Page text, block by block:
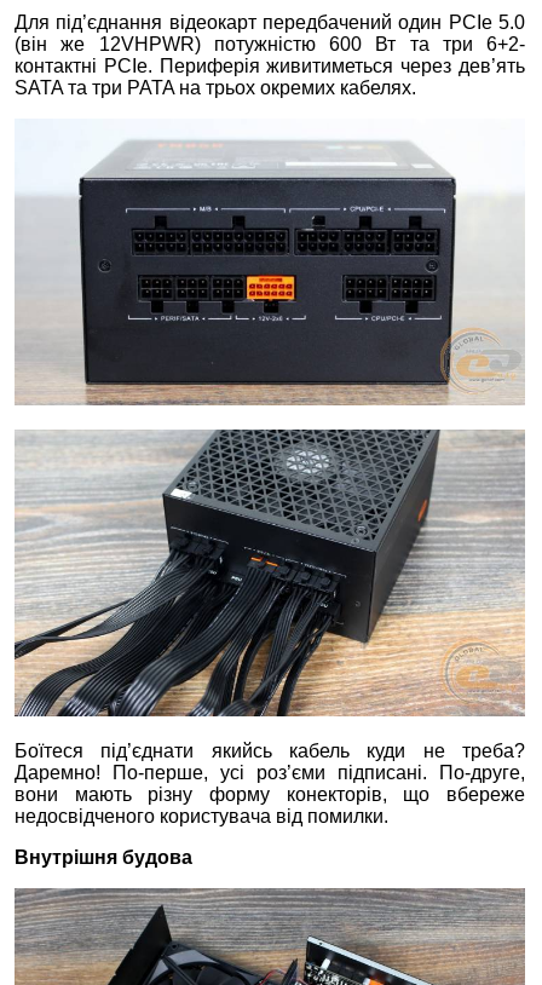
Для під’єднання відеокарт передбачений один PCIe 5.0
(він же 12VHPWR) потужністю 600 Вт та три 6+2-
контактні PCIe. Периферія живитиметься через дев’ять
SATA та три PATA на трьох окремих кабелях.
Боїтеся під’єднати якийсь кабель куди не треба?
Даремно! По-перше, усі роз’єми підписані. По-друге,
вони мають різну форму конекторів, що вбереже
недосвідченого користувача від помилки.
Внутрішня будова